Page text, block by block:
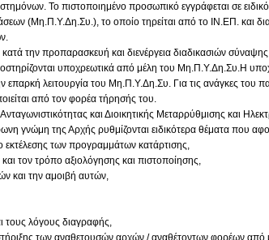
Το πιστοποιημένο προσωπικό εγγράφεται σε
(Μη.Π.Υ.Δη.Συ.), το οποίο τηρείται από το ΙΝ.ΕΠ. και
την προπαρασκευή και διενέργεια διαδικασιών σύναψης
υποχρεωτικά από μέλη του Μη.Π.Υ.Δη.Συ.Η
επαρκή λειτουργία του Μη.Π.Υ.Δη.Συ. Για τις ανάγκες του
από τον φορέα τήρησής του.
και Διοικητικής Μεταρρύθμισης και
γνώμη της Αρχής ρυθμίζονται ειδικότερα θέματα που
εκτέλεσης των προγραμμάτων κατάρτισης,
τον τρόπο αξιολόγησης και πιστοποίησης,
και την αμοιβή αυτών,
τους λόγους διαγραφής,
των αναθετουσών αρχών / αναθέτοντων φορέων από